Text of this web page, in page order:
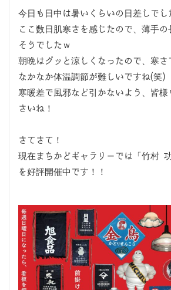
今日も日中は暑いくらいの日差しでし
ここ数日肌寒さを感じたので、薄手
そうでしたｗ
朝晩はグッと涼しくなったので、寒さ
なかなか体温調節が難しいですね(笑)
寒暖差で風邪など引かないよう、皆様
さいね！
さてさて！
現在まちかどギャラリーでは「竹村
を好評開催中です！！